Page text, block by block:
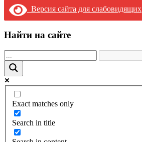
Версия сайта для слабовидящих
Найти на сайте
Exact matches only
Search in title